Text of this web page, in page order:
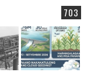
703